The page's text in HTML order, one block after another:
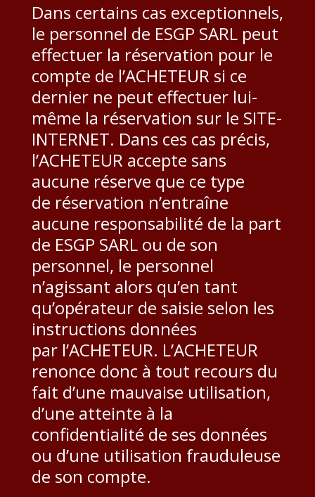
Dans certains cas exceptionnels,
le personnel de ESGP SARL peut
effectuer la réservation pour le
compte de l’ACHETEUR si ce
dernier ne peut effectuer lui-
même la réservation sur le SITE-
INTERNET. Dans ces cas précis,
l’ACHETEUR accepte sans
aucune réserve que ce type
de réservation n’entraîne
aucune responsabilité de la part
de ESGP SARL ou de son
personnel, le personnel
n’agissant alors qu’en tant
qu’opérateur de saisie selon les
instructions données
par l’ACHETEUR. L’ACHETEUR
renonce donc à tout recours du
fait d’une mauvaise utilisation,
d’une atteinte à la
confidentialité de ses données
ou d’une utilisation frauduleuse
de son compte.